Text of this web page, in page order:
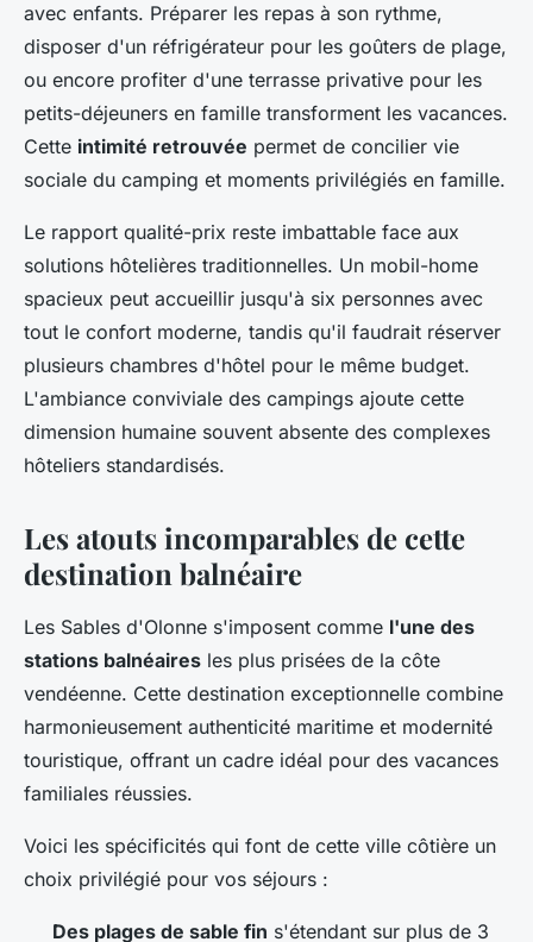
avec enfants. Préparer les repas à son rythme,
disposer d'un réfrigérateur pour les goûters de plage,
ou encore profiter d'une terrasse privative pour les
petits-déjeuners en famille transforment les vacances.
Cette intimité retrouvée permet de concilier vie
sociale du camping et moments privilégiés en famille.
Le rapport qualité-prix reste imbattable face aux
solutions hôtelières traditionnelles. Un mobil-home
spacieux peut accueillir jusqu'à six personnes avec
tout le confort moderne, tandis qu'il faudrait réserver
plusieurs chambres d'hôtel pour le même budget.
L'ambiance conviviale des campings ajoute cette
dimension humaine souvent absente des complexes
hôteliers standardisés.
Les atouts incomparables de cette
destination balnéaire
Les Sables d'Olonne s'imposent comme l'une des
stations balnéaires les plus prisées de la côte
vendéenne. Cette destination exceptionnelle combine
harmonieusement authenticité maritime et modernité
touristique, offrant un cadre idéal pour des vacances
familiales réussies.
Voici les spécificités qui font de cette ville côtière un
choix privilégié pour vos séjours :
Des plages de sable fin s'étendant sur plus de 3